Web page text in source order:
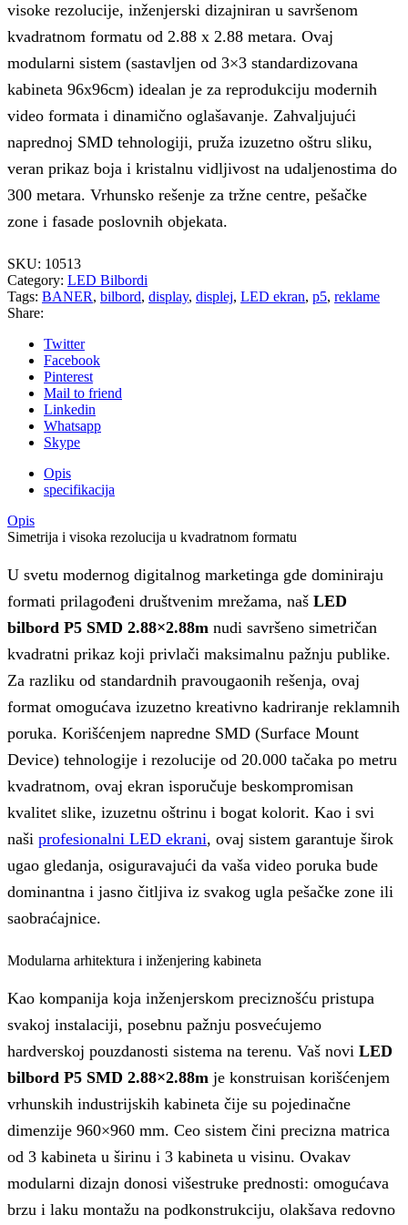
visoke rezolucije, inženjerski dizajniran u savršenom
kvadratnom formatu od 2.88 x 2.88 metara. Ovaj
modularni sistem (sastavljen od 3×3 standardizovana
kabineta 96x96cm) idealan je za reprodukciju modernih
video formata i dinamično oglašavanje. Zahvaljujući
naprednoj SMD tehnologiji, pruža izuzetno oštru sliku,
veran prikaz boja i kristalnu vidljivost na udaljenostima do
300 metara. Vrhunsko rešenje za tržne centre, pešačke
zone i fasade poslovnih objekata.
SKU: 10513
Category: LED Bilbordi
Tags: BANER, bilbord, display, displej, LED ekran, p5, reklame
Share:
Twitter
Facebook
Pinterest
Mail to friend
Linkedin
Whatsapp
Skype
Opis
specifikacija
Opis
Simetrija i visoka rezolucija u kvadratnom formatu
U svetu modernog digitalnog marketinga gde dominiraju
formati prilagođeni društvenim mrežama, naš LED
bilbord P5 SMD 2.88×2.88m nudi savršeno simetričan
kvadratni prikaz koji privlači maksimalnu pažnju publike.
Za razliku od standardnih pravougaonih rešenja, ovaj
format omogućava izuzetno kreativno kadriranje reklamnih
poruka. Korišćenjem napredne SMD (Surface Mount
Device) tehnologije i rezolucije od 20.000 tačaka po metru
kvadratnom, ovaj ekran isporučuje beskompromisan
kvalitet slike, izuzetnu oštrinu i bogat kolorit. Kao i svi
naši profesionalni LED ekrani, ovaj sistem garantuje širok
ugao gledanja, osiguravajući da vaša video poruka bude
dominantna i jasno čitljiva iz svakog ugla pešačke zone ili
saobraćajnice.
Modularna arhitektura i inženjering kabineta
Kao kompanija koja inženjerskom preciznošću pristupa
svakoj instalaciji, posebnu pažnju posvećujemo
hardverskoj pouzdanosti sistema na terenu. Vaš novi LED
bilbord P5 SMD 2.88×2.88m je konstruisan korišćenjem
vrhunskih industrijskih kabineta čije su pojedinačne
dimenzije 960×960 mm. Ceo sistem čini precizna matrica
od 3 kabineta u širinu i 3 kabineta u visinu. Ovakav
modularni dizajn donosi višestruke prednosti: omogućava
brzu i laku montažu na podkonstrukciju, olakšava redovno